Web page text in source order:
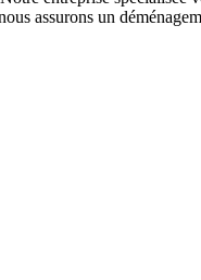
assurons un